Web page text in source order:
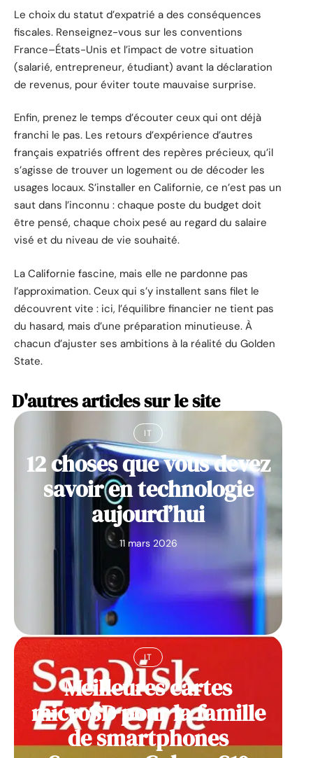
Le choix du statut d’expatrié a des conséquences
fiscales. Renseignez-vous sur les conventions
France–États-Unis et l’impact de votre situation
(salarié, entrepreneur, étudiant) avant la déclaration
de revenus, pour éviter toute mauvaise surprise.
Enfin, prenez le temps d’écouter ceux qui ont déjà
franchi le pas. Les retours d’expérience d’autres
français expatriés offrent des repères précieux, qu’il
s’agisse de trouver un logement ou de décoder les
usages locaux. S’installer en Californie, ce n’est pas un
saut dans l’inconnu : chaque poste du budget doit
être pensé, chaque choix pesé au regard du salaire
visé et du niveau de vie souhaité.
La Californie fascine, mais elle ne pardonne pas
l’approximation. Ceux qui s’y installent sans filet le
découvrent vite : ici, l’équilibre financier ne tient pas
du hasard, mais d’une préparation minutieuse. À
chacun d’ajuster ses ambitions à la réalité du Golden
State.
D'autres articles sur le site
IT
12 choses que vous devez
savoir en technologie
aujourd’hui
11 mars 2026
IT
Meilleures cartes
microSD pour la famille
de smartphones